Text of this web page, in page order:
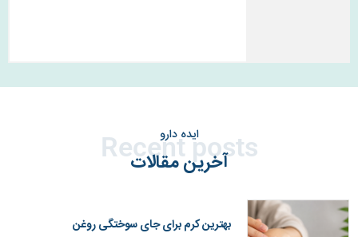
ایده دارو
آخرین مقالات
Recent posts
بهترین کرم برای جای سوختگی روغن